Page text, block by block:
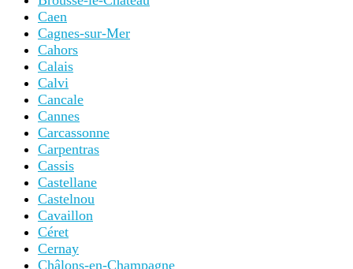
Caen
Cagnes-sur-Mer
Cahors
Calais
Calvi
Cancale
Cannes
Carcassonne
Carpentras
Cassis
Castellane
Castelnou
Cavaillon
Céret
Cernay
Châlons-en-Champagne